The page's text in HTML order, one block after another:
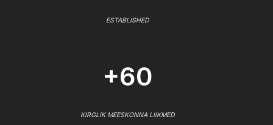
ESTABLISHED
+60
KIRGLIK MEESKONNA LIIKMED